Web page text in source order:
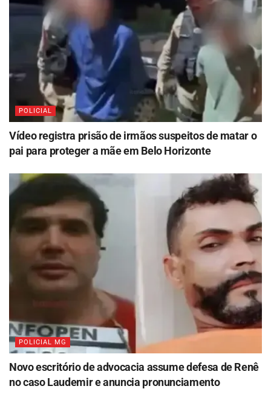
POLICIAL
Vídeo registra prisão de irmãos suspeitos de matar o
pai para proteger a mãe em Belo Horizonte
POLICIAL MG
Novo escritório de advocacia assume defesa de Renê
no caso Laudemir e anuncia pronunciamento